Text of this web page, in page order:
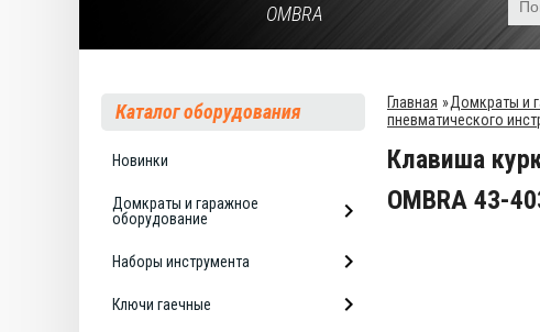
OMBRA
Каталог оборудования
Новинки
Домкраты и гаражное
оборудование
Наборы инструмента
Ключи гаечные
Главная »Домкраты и
пневматического
Клавиша
OMBRA 43-